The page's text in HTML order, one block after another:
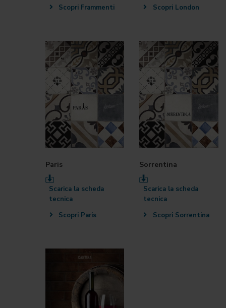
Scopri Frammenti
Scopri London
Paris
Scarica la scheda
tecnica
Scopri Paris
Sorrentina
Scarica la scheda
tecnica
Scopri Sorrentina